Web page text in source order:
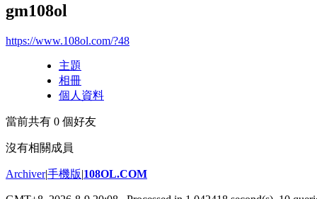
gm108ol
https://www.108ol.com/?48
主題
相冊
個人資料
當前共有 0 個好友
沒有相關成員
Archiver|手機版|108OL.COM